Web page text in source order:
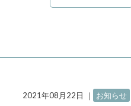
2021年08月22日 ｜ お知らせ